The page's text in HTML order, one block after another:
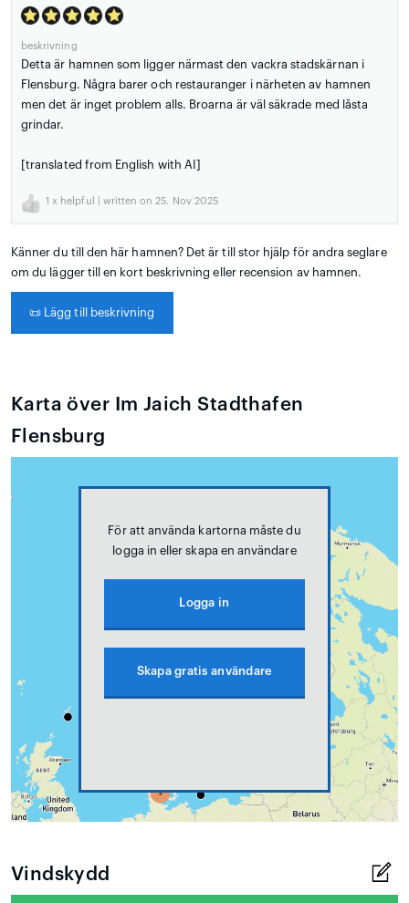
beskrivning
Detta är hamnen som ligger närmast den vackra stadskärnan i
Flensburg. Några barer och restauranger i närheten av hamnen
men det är inget problem alls. Broarna är väl säkrade med låsta
grindar.
[translated from English with AI]
1 x helpful | written on 25. Nov 2025
Känner du till den här hamnen? Det är till stor hjälp för andra seglare
om du lägger till en kort beskrivning eller recension av hamnen.
📜 Lägg till beskrivning
Karta över Im Jaich Stadthafen
Flensburg
För att använda kartorna måste du
logga in eller skapa en användare
Logga in
Skapa gratis användare
Vindskydd